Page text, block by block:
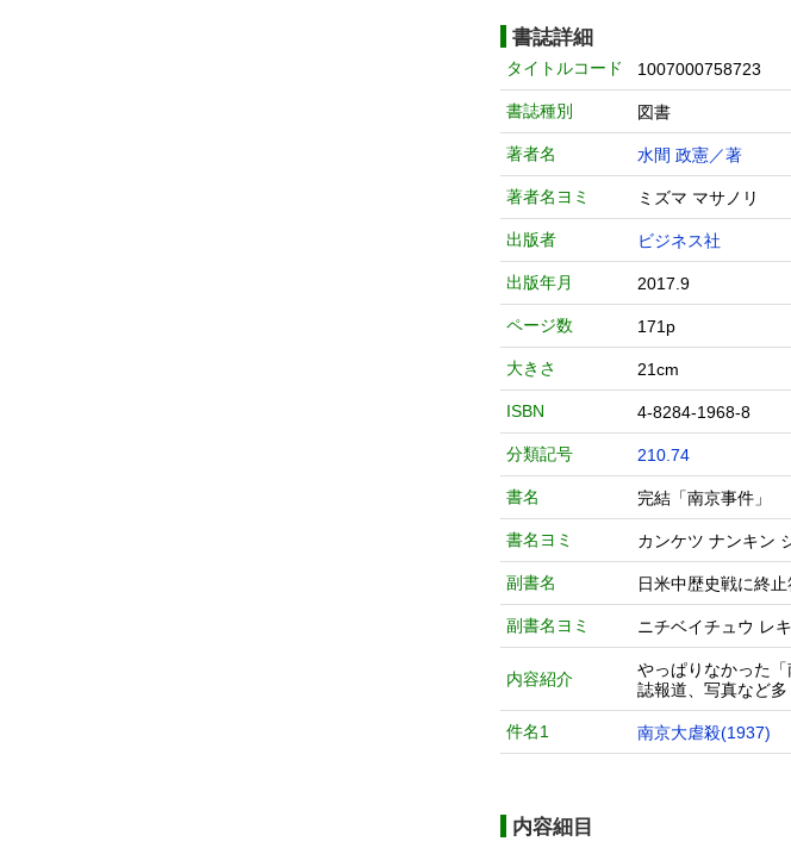
書誌詳細
タイトルコード 1007000758723
書誌種別 図書
著者名 水間 政憲／著
著者名ヨミ ミズマ マサノリ
出版者 ビジネス社
出版年月 2017.9
ページ数 171p
大きさ 21cm
ISBN 4-8284-1968-8
分類記号 210.74
書名 完結「南京事件
書名ヨミ カンケツ ナンキン
副書名 日米中歴史戦に終
副書名ヨミ ニチベイチュウ レ
内容紹介
やっぱりなかった
誌報道、写真など多
件名1 南京大虐殺(1937)
内容細目